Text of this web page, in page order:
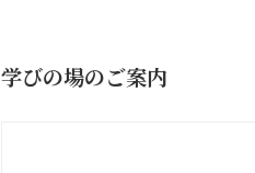
学びの場のご案内